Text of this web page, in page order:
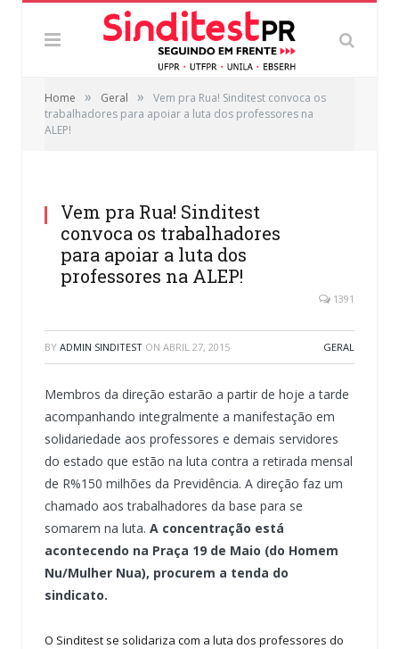
Home » Geral »
Vem pra Rua! Sinditest convoca os
trabalhadores para apoiar a luta dos professores na
ALEP!
Vem pra Rua! Sinditest
convoca os trabalhadores
para apoiar a luta dos
professores na ALEP!
1391
BY ADMIN SINDITEST ON ABRIL 27, 2015 GERAL
Membros da direção estarão a partir de hoje a tarde
acompanhando integralmente a manifestação em
solidariedade aos professores e demais servidores
do estado que estão na luta contra a retirada mensal
de R%150 milhões da Previdência. A direção faz um
chamado aos trabalhadores da base para se
somarem na luta. A concentração está
acontecendo na Praça 19 de Maio (do Homem
Nu/Mulher Nua), procurem a tenda do
sindicato.
O Sinditest se solidariza com a luta dos professores do